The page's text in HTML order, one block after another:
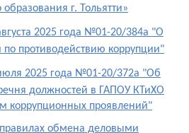
г. Тольятти»
2025 года №01-20/384а "О
по противодействию коррупции"
июля 2025 года №01-20/372а "Об
должностей в ГАПОУ КТиХО
коррупционных проявлений"
обмена деловыми